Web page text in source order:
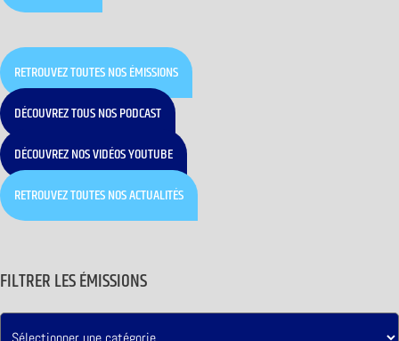
RETROUVEZ TOUTES NOS ÉMISSIONS
DÉCOUVREZ TOUS NOS PODCAST
DÉCOUVREZ NOS VIDÉOS YOUTUBE
RETROUVEZ TOUTES NOS ACTUALITÉS
FILTRER LES ÉMISSIONS